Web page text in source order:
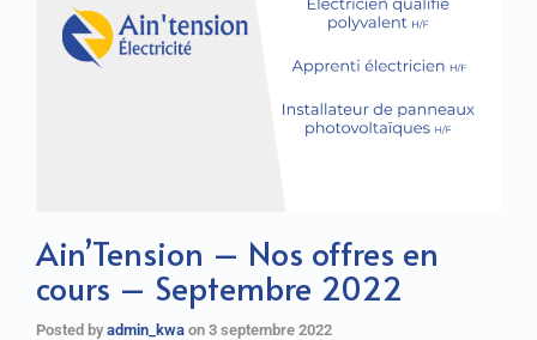
Ain’Tension – Nos offres en
cours – Septembre 2022
Posted byadmin_kwa on 3 septembre 2022